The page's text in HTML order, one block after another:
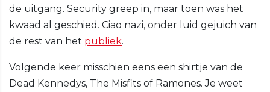
de uitgang. Security greep in, maar toen was het
kwaad al geschied. Ciao nazi, onder luid gejuich van
de rest van het publiek.
Volgende keer misschien eens een shirtje van de
Dead Kennedys, The Misfits of Ramones. Je weet